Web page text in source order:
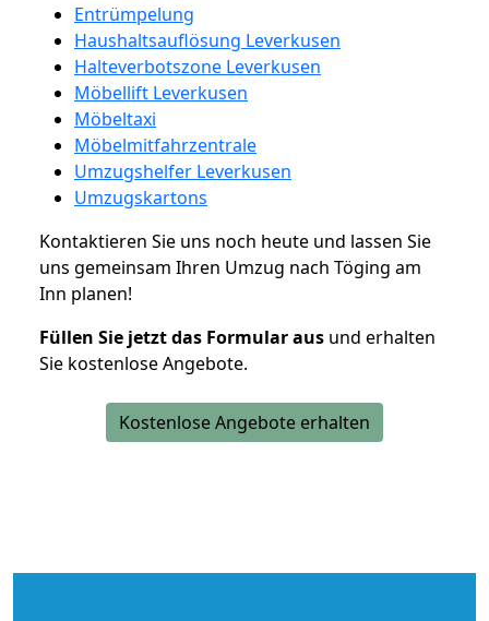
Entrümpelung
Haushaltsauflösung Leverkusen
Halteverbotszone Leverkusen
Möbellift Leverkusen
Möbeltaxi
Möbelmitfahrzentrale
Umzugshelfer Leverkusen
Umzugskartons
Kontaktieren Sie uns noch heute und lassen Sie
uns gemeinsam Ihren Umzug nach Töging am
Inn planen!
Füllen Sie jetzt das Formular aus und erhalten
Sie kostenlose Angebote.
Kostenlose Angebote erhalten